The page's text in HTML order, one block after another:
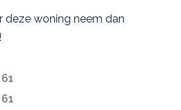
deze woning neem dan